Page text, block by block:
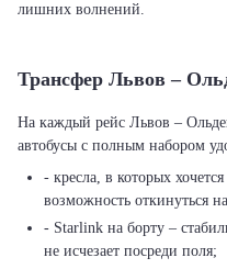
лишних волнений.
Трансфер Львов –
На каждый рейс Львов –
автобусы с полным набором
- кресла, в которых
возможность откинуться
- Starlink на борту –
не исчезает посреди поля;